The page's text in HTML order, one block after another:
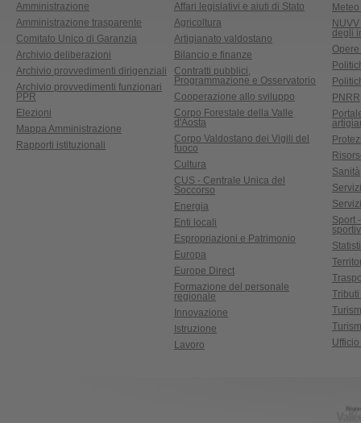
Amministrazione
Amministrazione trasparente
Comitato Unico di Garanzia
Archivio deliberazioni
Archivio provvedimenti dirigenziali
Archivio provvedimenti funzionari
PPR
Elezioni
Mappa Amministrazione
Rapporti istituzionali
Affari legislativi e aiuti di Stato
Agricoltura
Artigianato valdostano
Bilancio e finanze
Contratti pubblici,
Programmazione e Osservatorio
Cooperazione allo sviluppo
Corpo Forestale della Valle
d'Aosta
Corpo Valdostano dei Vigili del
fuoco
Cultura
CUS - Centrale Unica del
Soccorso
Energia
Enti locali
Espropriazioni e Patrimonio
Europa
Europe Direct
Formazione del personale
regionale
Innovazione
Istruzione
Lavoro
degli
PNRR
Sanità
Sport